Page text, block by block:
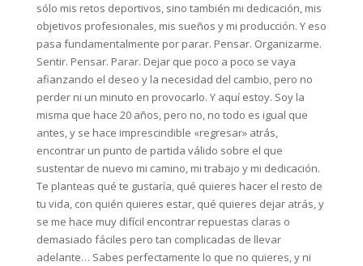
sólo mis retos deportivos, sino también mi dedicación, mis
objetivos profesionales, mis sueños y mi producción. Y eso
pasa fundamentalmente por parar. Pensar. Organizarme.
Sentir. Pensar. Parar. Dejar que poco a poco se vaya
afianzando el deseo y la necesidad del cambio, pero no
perder ni un minuto en provocarlo. Y aquí estoy. Soy la
misma que hace 20 años, pero no, no todo es igual que
antes, y se hace imprescindible «regresar» atrás,
encontrar un punto de partida válido sobre el que
sustentar de nuevo mi camino, mi trabajo y mi dedicación.
Te planteas qué te gustaría, qué quieres hacer el resto de
tu vida, con quién quieres estar, qué quieres dejar atrás, y
se me hace muy difícil encontrar repuestas claras o
demasiado fáciles pero tan complicadas de llevar
adelante… Sabes perfectamente lo que no quieres, y ni